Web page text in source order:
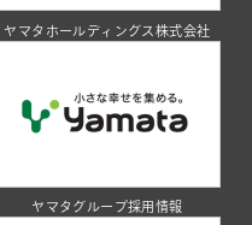
ヤマタホールディングス株式会社
ヤマタグループ採用情報